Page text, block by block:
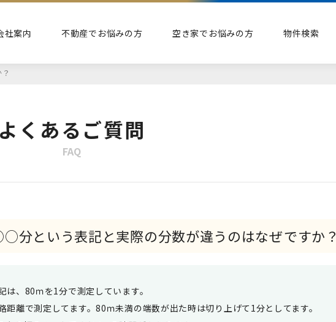
社案内 不動産でお悩みの方 空き家でお悩みの方 物件検索
よくあるご質問
FAQ
分という表記と実際の分数が違うのはなぜですか？
は、80ｍを1分で測定しています。
距離で測定してます。80ｍ未満の端数が出た時は切り上げて1分としてます。